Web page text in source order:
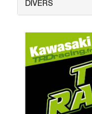
DIVERS